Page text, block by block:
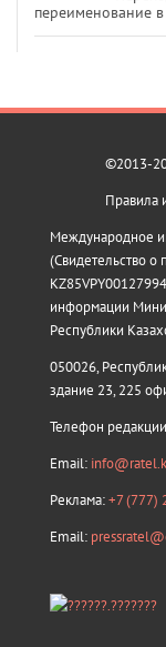
переименование
©2013-
Правила
Международное
(Свидетельство о
информации
Республики
050026,
здание 23, 225
Телефон
Email:
Реклама:+7 (777)
Email: